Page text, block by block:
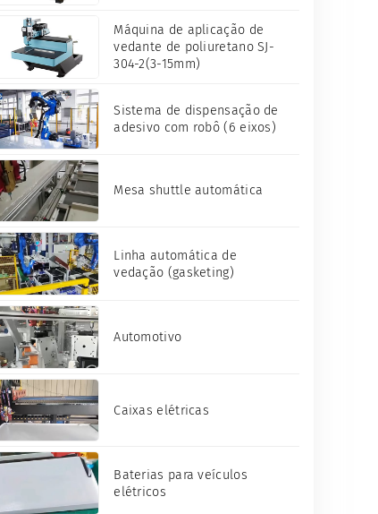
Máquina de aplicação de
vedante de poliuretano SJ-
304-2(3-15mm)
Sistema de dispensação de
adesivo com robô (6 eixos)
Mesa shuttle automática
Linha automática de
vedação (gasketing)
Automotivo
Caixas elétricas
Baterias para veículos
elétricos